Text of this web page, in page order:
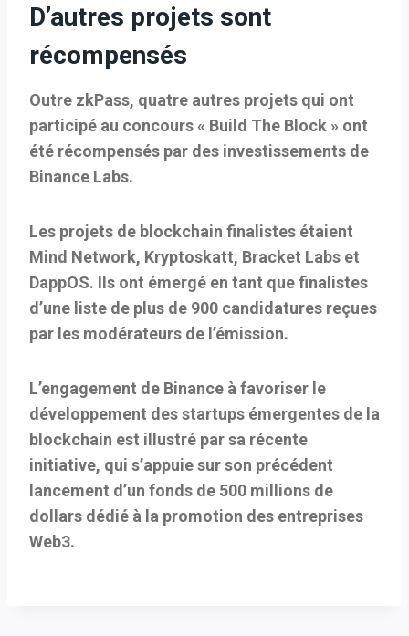
D’autres projets sont
récompensés
Outre zkPass, quatre autres projets qui ont
participé au concours « Build The Block » ont
été récompensés par des investissements de
Binance Labs.
Les projets de blockchain finalistes étaient
Mind Network, Kryptoskatt, Bracket Labs et
DappOS. Ils ont émergé en tant que finalistes
d’une liste de plus de 900 candidatures reçues
par les modérateurs de l’émission.
L’engagement de Binance à favoriser le
développement des startups émergentes de la
blockchain est illustré par sa récente
initiative, qui s’appuie sur son précédent
lancement d’un fonds de 500 millions de
dollars dédié à la promotion des entreprises
Web3.